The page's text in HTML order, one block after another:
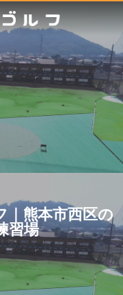
｜熊本市西区の
習場